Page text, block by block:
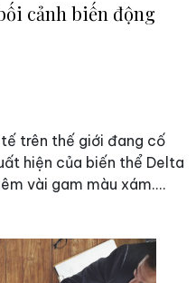
cảnh biến động
trên thế giới đang cố
hiện của biến thể Delta
vài gam màu xám.
của cách cuộc mạng
đề về an ninh truyền